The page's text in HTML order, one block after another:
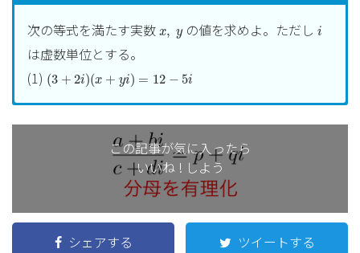
次の等式を満たす実数 x, y
x, y の値を求めよ。ただし i
i
は虚数単位とする。
(1) (3 + 2i)(x + yi) = 12 − 5i
(3 + 2i)(x + i)= 12−5
(3+2i)(x+yi)=12−5i
+ 3y)i = 12− 5 i
3 )i 12
12
5
x+3y=−5
= 2 y = − 3
2,y=−3
この記事が気に入ったら
いいね ! しよう
シェアする ツイートする